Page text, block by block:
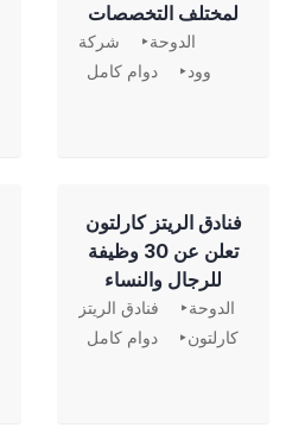
لمختلف التخصصات
الدوحة
شركة
وود
دوام كامل
فنادق الريتز كارلتون
تعلن عن 30 وظيفة
للرجال والنساء
الدوحة
فنادق الريتز
كارلتون
دوام كامل